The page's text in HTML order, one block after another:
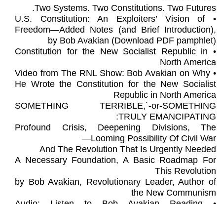
Two Systems. Two Constitutions. Two Futures.
• U.S. Constitution: An Exploiters’ Vision of
Freedom—Added Notes (and Brief Introduction),
by Bob Avakian (Download PDF pamphlet)
• Constitution for the New Socialist Republic in
North America
• Video from The RNL Show: Bob Avakian on Why
He Wrote the Constitution for the New Socialist
Republic in North America
SOMETHING TERRIBLE,´-or-SOMETHING
TRULY EMANCIPATING:
Profound Crisis, Deepening Divisions, The
Looming Possibility Of Civil War—
And The Revolution That Is Urgently Needed
A Necessary Foundation, A Basic Roadmap For
This Revolution
by Bob Avakian, Revolutionary Leader, Author of
the New Communism